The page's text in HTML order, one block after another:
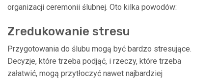
organizacji ceremonii ślubnej. Oto kilka powodów:
Zredukowanie stresu
Przygotowania do ślubu mogą być bardzo stresujące.
Decyzje, które trzeba podjąć, i rzeczy, które trzeba
załatwić, mogą przytłoczyć nawet najbardziej